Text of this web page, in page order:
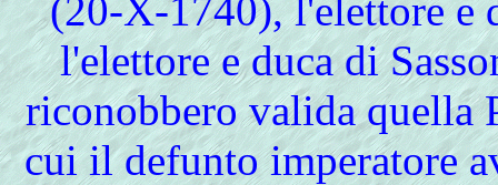
(20-X-1740), l'elettore e
l'elettore e duca di
riconobbero valida quella
cui il defunto imperatore